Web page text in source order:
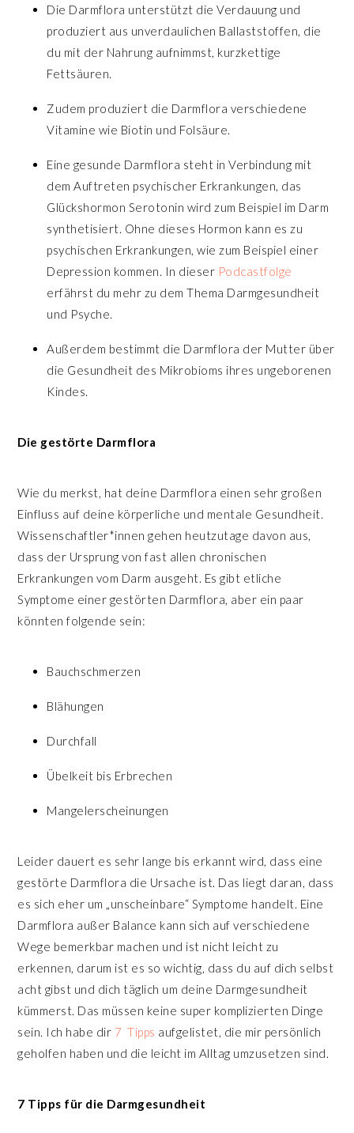
Die Darmflora unterstützt die Verdauung und
produziert aus unverdaulichen Ballaststoffen, die
du mit der Nahrung aufnimmst, kurzkettige
Fettsäuren.
Zudem produziert die Darmflora verschiedene
Vitamine wie Biotin und Folsäure.
Eine gesunde Darmflora steht in Verbindung mit
dem Auftreten psychischer Erkrankungen, das
Glückshormon Serotonin wird zum Beispiel im Darm
synthetisiert. Ohne dieses Hormon kann es zu
psychischen Erkrankungen, wie zum Beispiel einer
Depression kommen. In dieser Podcastfolge
erfährst du mehr zu dem Thema Darmgesundheit
und Psyche.
Außerdem bestimmt die Darmflora der Mutter über
die Gesundheit des Mikrobioms ihres ungeborenen
Kindes.
Die gestörte Darmflora
Wie du merkst, hat deine Darmflora einen sehr großen
Einfluss auf deine körperliche und mentale Gesundheit.
Wissenschaftler*innen gehen heutzutage davon aus,
dass der Ursprung von fast allen chronischen
Erkrankungen vom Darm ausgeht. Es gibt etliche
Symptome einer gestörten Darmflora, aber ein paar
könnten folgende sein:
Bauchschmerzen
Blähungen
Durchfall
Übelkeit bis Erbrechen
Mangelerscheinungen
Leider dauert es sehr lange bis erkannt wird, dass eine
gestörte Darmflora die Ursache ist. Das liegt daran, dass
es sich eher um „unscheinbare“ Symptome handelt. Eine
Darmflora außer Balance kann sich auf verschiedene
Wege bemerkbar machen und ist nicht leicht zu
erkennen, darum ist es so wichtig, dass du auf dich selbst
acht gibst und dich täglich um deine Darmgesundheit
kümmerst. Das müssen keine super komplizierten Dinge
sein. Ich habe dir 7 Tipps aufgelistet, die mir persönlich
geholfen haben und die leicht im Alltag umzusetzen sind.
7 Tipps für die Darmgesundheit